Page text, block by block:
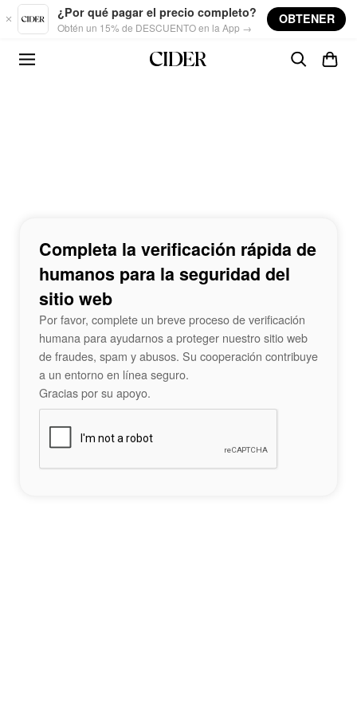
Skip to main content
¿Por qué pagar el precio completo?
Obtén un 15% de DESCUENTO en la App →
OBTENER
Completa la verificación rápida de
humanos para la seguridad del
sitio web
Por favor, complete un breve proceso de verificación
humana para ayudarnos a proteger nuestro sitio web
de fraudes, spam y abusos. Su cooperación contribuye
a un entorno en línea seguro.
Gracias por su apoyo.